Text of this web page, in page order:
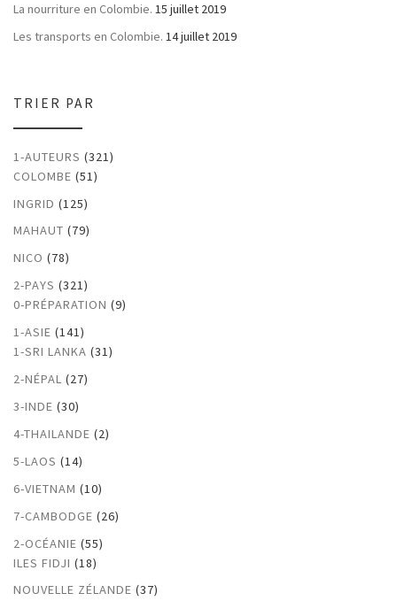
La nourriture en Colombie. 15 juillet 2019
Les transports en Colombie. 14 juillet 2019
TRIER PAR
1-AUTEURS (321)
COLOMBE (51)
INGRID (125)
MAHAUT (79)
NICO (78)
2-PAYS (321)
0-PRÉPARATION (9)
1-ASIE (141)
1-SRI LANKA (31)
2-NÉPAL (27)
3-INDE (30)
4-THAILANDE (2)
5-LAOS (14)
6-VIETNAM (10)
7-CAMBODGE (26)
2-OCÉANIE (55)
ILES FIDJI (18)
NOUVELLE ZÉLANDE (37)